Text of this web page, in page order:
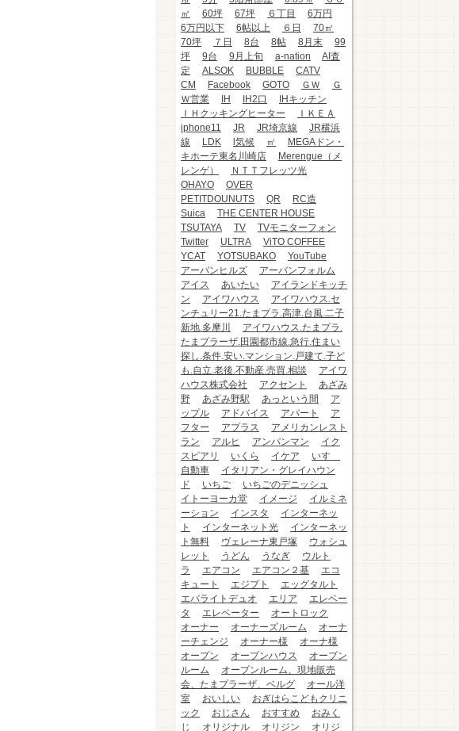
㎡
60坪 67坪 ６丁目
6万円
6万円以下
6帖以上 ６日
70㎡
70坪
７日 8台 8帖 8月末
99
坪
9台 9月上旬 a-nation
AI査
定
ALSOK BUBBLE
CATV
CM
Facebook GOTO ＧＷ
Ｇ
Ｗ営業
IH IH2口
IHキッチン
ＩＨクッキングヒーター
ＩＫＥＡ
iphone11
JR JR埼京線
JR横浜
線
LDK l気候 ㎡
MEGAドン・
キホーテ東名川崎店
Merengue（メ
レンゲ）
ＮＴＴフレッツ光
OHAYO
OVER
PETITDOUNUTS
QR
RC造
Suica
THE CENTER HOUSE
TSUTAYA
TV
TVモニターフォン
Twitter
ULTRA
ViTO COFFEE
YCAT
YOTSUBAKO
YouTube
アーバンヒルズ
アーバンフォルム
アイス
あいたい
アイランドキッチ
ン
アイワハウス
アイワハウス.セ
ンチュリー21.たまプラ.高津.台風.二子
新地.多摩川
アイワハウス.たまプラ.
たまプラーザ.田園都市線.急行.住まい
探し.条件.安い.マンション.戸建て.子ど
も.自立.老後.不動産.売買.相談
アイワ
ハウス株式会社
アクセント
あざみ
野
あざみ野駅 あっという間
ア
ップル
アドバイス アパート
ア
フター
アプラス
アメリカンレスト
ラン
アルヒ アンパンマン
イク
スピアリ
いくら イケア
いすゞ
自動車
イタリアン・グレイハウン
ド
いちご
いちごのデニッシュ
イトーヨーカ堂
イメージ
イルミネ
ーション
インスタ
インターネッ
ト
インターネット光
インターネッ
ト無料
ヴェレーナ東戸塚
ウォシュ
レット
うどん うなぎ
ウルト
ラ
エアコン エアコン２基
エコ
キュート
エジプト
エッグタルト
エバライトデュオ
エリア
エレベー
タ
エレベーター
オートロック
オーナー
オーナーズルーム
オーナ
ーチェンジ
オーナー様
オーナ様
オープン
オープンハウス
オープン
ルーム
オープンルーム、現地販売
会、たまプラーザ、ベルグ
オール洋
室
おいしい
おぎはらこどもクリニ
ック
おじさん おすすめ
おみく
じ
オリジナル オリジン
オリジ